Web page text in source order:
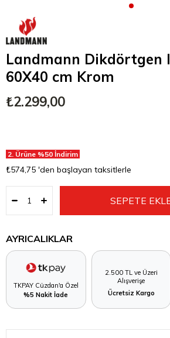
Landmann Dikdörtgen
60X40 cm Krom
₺2.299,00
2. Ürüne %50 İndirim
₺574,75 'den başlayan taksitlerle
AYRICALIKLAR
TKPAY Cüzdan'a Özel
%5 Nakit İade
2.500 TL ve Üzeri
Alışverişe
Ücretsiz Kargo